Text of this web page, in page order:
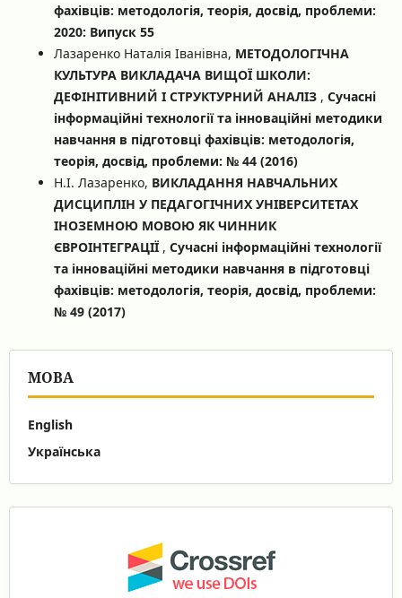
фахівців: методологія, теорія, досвід, проблеми:
2020: Випуск 55
Лазаренко Наталія Іванівна, МЕТОДОЛОГІЧНА
КУЛЬТУРА ВИКЛАДАЧА ВИЩОЇ ШКОЛИ:
ДЕФІНІТИВНИЙ І СТРУКТУРНИЙ АНАЛІЗ , Сучасні
інформаційні технології та інноваційні методики
навчання в підготовці фахівців: методологія,
теорія, досвід, проблеми: № 44 (2016)
Н.І. Лазаренко, ВИКЛАДАННЯ НАВЧАЛЬНИХ
ДИСЦИПЛІН У ПЕДАГОГІЧНИХ УНІВЕРСИТЕТАХ
ІНОЗЕМНОЮ МОВОЮ ЯК ЧИННИК
ЄВРОІНТЕГРАЦІЇ , Сучасні інформаційні технології
та інноваційні методики навчання в підготовці
фахівців: методологія, теорія, досвід, проблеми:
№ 49 (2017)
МОВА
English
Українська